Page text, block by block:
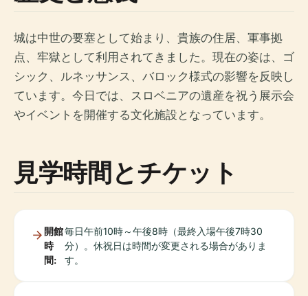
城は中世の要塞として始まり、貴族の住居、軍事拠
点、牢獄として利用されてきました。現在の姿は、ゴ
シック、ルネッサンス、バロック様式の影響を反映し
ています。今日では、スロベニアの遺産を祝う展示会
やイベントを開催する文化施設となっています。
見学時間とチケット
開館
時
間:
毎日午前10時～午後8時（最終入場午後7時30
分）。休祝日は時間が変更される場合がありま
す。